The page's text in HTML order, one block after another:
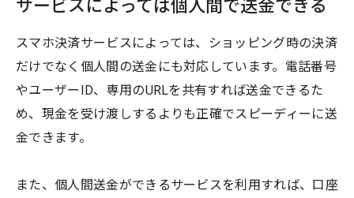
サービスによっては個人間で送金できる
スマホ決済サービスによっては、ショッピング時の決済
だけでなく個人間の送金にも対応しています。電話番号
やユーザーID、専用のURLを共有すれば送金できるた
め、現金を受け渡しするよりも正確でスピーディーに送
金できます。
また、個人間送金ができるサービスを利用すれば、口座